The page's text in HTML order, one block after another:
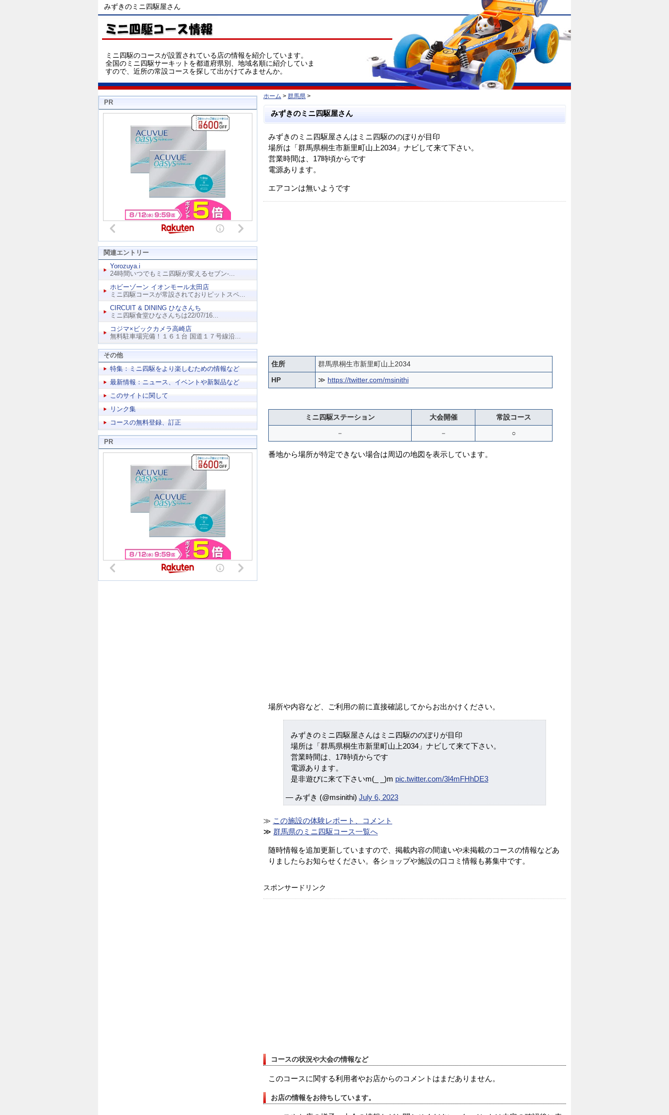
みずきのミニ四駆屋さん
ミニ四駆のコースが設置されている店の情報を紹介しています。
全国のミニ四駆サーキットを都道府県別、地域名順に紹介していま
すので、近所の常設コースを探して出かけてみませんか。
ホーム > 群馬県 >
みずきのミニ四駆屋さん
みずきのミニ四駆屋さんはミニ四駆ののぼりが目印
場所は「群馬県桐生市新里町山上2034」ナビして来て下さい。
営業時間は、17時頃からです
電源あります。
エアコンは無いようです
住所
群馬県桐生市新里町山上2034
HP
≫ https://twitter.com/msinithi
ミニ四駆ステーション 大会開催
常設コース
－
－ ○
番地から場所が特定できない場合は周辺の地図を表示しています。
場所や内容など、ご利用の前に直接確認してからお出かけください。
みずきのミニ四駆屋さんはミニ四駆ののぼりが目印
場所は「群馬県桐生市新里町山上2034」ナビして来て下さい。
営業時間は、17時頃からです
電源あります。
是非遊びに来て下さいm(_ _)m pic.twitter.com/3l4mFHhDE3
— みずき (@msinithi) July 6, 2023
≫ この施設の体験レポート、コメント
≫ 群馬県のミニ四駆コース一覧へ
随時情報を追加更新していますので、掲載内容の間違いや未掲載のコースの情報などあ
りましたらお知らせください。各ショップや施設の口コミ情報も募集中です。
スポンサードリンク
コースの状況や大会の情報など
このコースに関する利用者やお店からのコメントはまだありません。
お店の情報をお待ちしています。
PR
関連エントリー
Yorozuya.i
24時間いつでもミニ四駆が変えるセブン-...
ホビーゾーン イオンモール太田店
ミニ四駆コースが常設されておりピットスペ...
CIRCUIT & DINING ひなさんち
ミニ四駆食堂ひなさんちは22/07/16...
コジマ×ビックカメラ高崎店
無料駐車場完備！１６１台 国道１７号線沿...
その他
特集：ミニ四駆をより楽しむための情報など
最新情報：ニュース、イベントや新製品など
このサイトに関して
リンク集
コースの無料登録、訂正
PR